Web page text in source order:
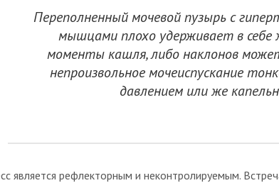
Переполненный мочевой пузырь с
мышцами плохо удерживает в себе
моменты кашля, либо наклонов
непроизвольное мочеиспускание
давлением или же
является рефлекторным и неконтролируемым.